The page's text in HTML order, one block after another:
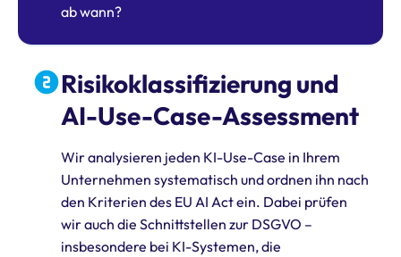
ab wann?
Risikoklassifizierung und
AI-Use-Case-Assessment
Wir analysieren jeden KI-Use-Case in Ihrem
Unternehmen systematisch und ordnen ihn nach
den Kriterien des EU AI Act ein. Dabei prüfen
wir auch die Schnittstellen zur DSGVO –
insbesondere bei KI-Systemen, die